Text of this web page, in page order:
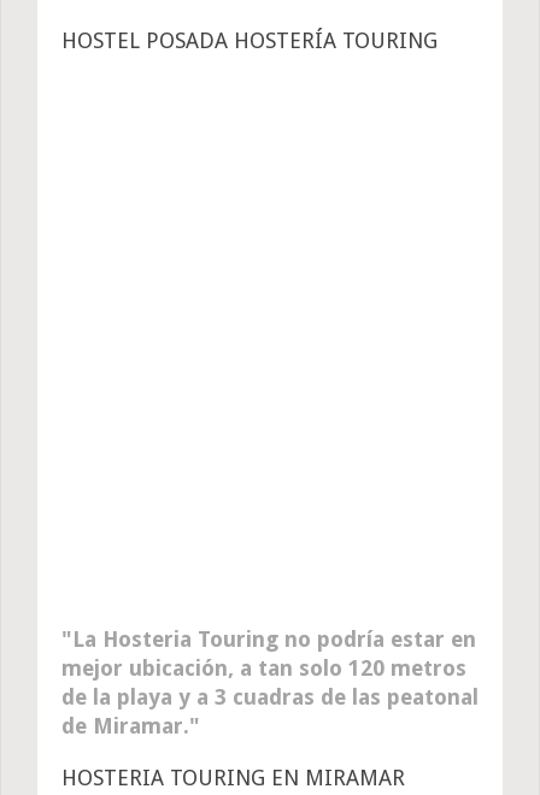
HOSTEL POSADA HOSTERÍA TOURING
La Hosteria Touring no podría estar en
mejor ubicación, a tan solo 120 metros
de la playa y a 3 cuadras de las peatonal
de Miramar.
HOSTERIA TOURING EN MIRAMAR